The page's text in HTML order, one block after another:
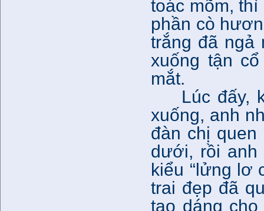
toác mõm,
phần cò
trắng đã ngả
xuống tận
mắt.
Lúc đấy,
xuống, anh
đàn chị
dưới, rồi anh
kiểu “lửng lơ
trai đẹp đã
tạo dáng